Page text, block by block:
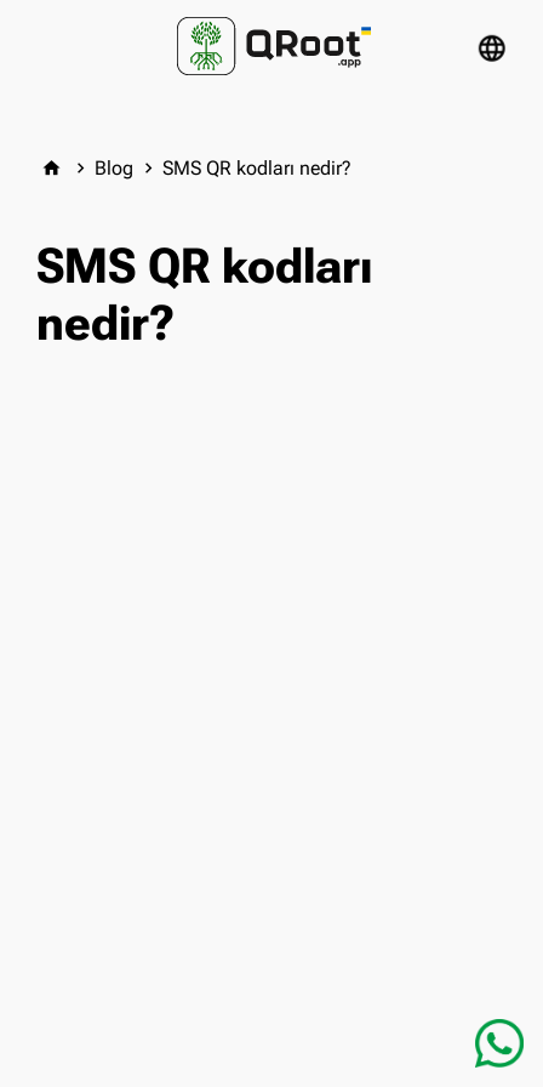
language
home keyboard_arrow_right Blog keyboard_arrow_right SMS QR kodları nedir?
SMS QR kodları
nedir?